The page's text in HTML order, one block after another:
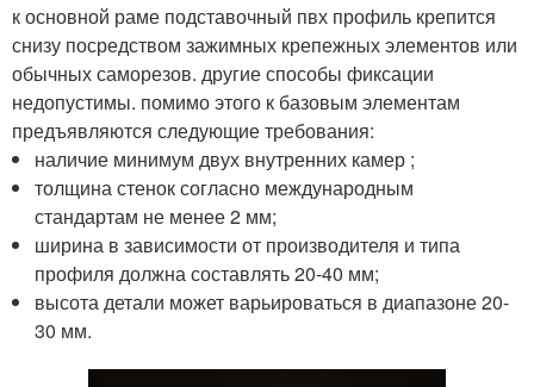
к основной раме подставочный пвх профиль крепится
снизу посредством зажимных крепежных элементов или
обычных саморезов. другие способы фиксации
недопустимы. помимо этого к базовым элементам
предъявляются следующие требования:
наличие минимум двух внутренних камер ;
толщина стенок согласно международным
стандартам не менее 2 мм;
ширина в зависимости от производителя и типа
профиля должна составлять 20-40 мм;
высота детали может варьироваться в диапазоне 20-
30 мм.